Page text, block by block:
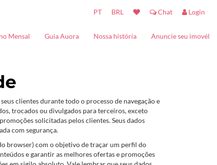
PT BRL Chat Login
Mensal Guia Auora
Kids - Entretenimento
Nossa história Anuncie seu imovél
clientes durante todo o processo de navegação e
trocados ou divulgados para terceiros, exceto
solicitadas pelos clientes. Seus dados
com segurança.
browser) com o objetivo de traçar um perfil do
e garantir as melhores ofertas e promoções